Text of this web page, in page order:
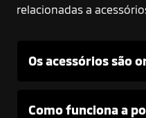
relacionadas a
Os acessórios são
Como funciona a